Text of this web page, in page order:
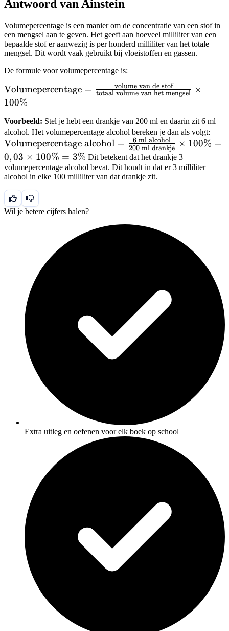
Antwoord van Ainstein
Volumepercentage is een manier om de concentratie van een stof in
een mengsel aan te geven. Het geeft aan hoeveel milliliter van een
bepaalde stof er aanwezig is per honderd milliliter van het totale
mengsel. Dit wordt vaak gebruikt bij vloeistoffen en gassen.
De formule voor volumepercentage is:
\text{Volumepercentage}
= \frac{\text{volume
{\text{totaal volume van
het mengsel}} \times
100\%
Volumepercentage = totaal volume van het mengsel
volume van de stof
×
100%
Voorbeeld: Stel je hebt een drankje van 200 ml en daarin zit 6 ml
alcohol. Het volumepercentage alcohol bereken je dan als volgt:
Volumepercentage alcohol = 200 ml drankje
6 ml alcohol × 100% =
0,03 × 100% = 3% Dit betekent dat het drankje 3
volumepercentage alcohol bevat. Dit houdt in dat er 3 milliliter
alcohol in elke 100 milliliter van dat drankje zit.
Wil je betere cijfers halen?
Extra uitleg en oefenen voor elk boek op school